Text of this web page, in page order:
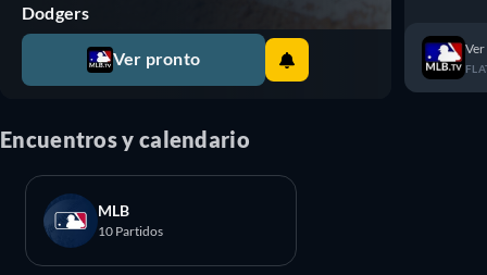
Dodgers
Ver pronto
Encuentros y calendario
MLB
10 Partidos